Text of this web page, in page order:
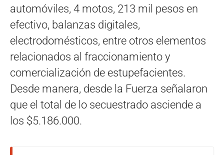
automóviles, 4 motos, 213 mil pesos en
efectivo, balanzas digitales,
electrodomésticos, entre otros elementos
relacionados al fraccionamiento y
comercialización de estupefacientes.
Desde manera, desde la Fuerza señalaron
que el total de lo secuestrado asciende a
los $5.186.000.